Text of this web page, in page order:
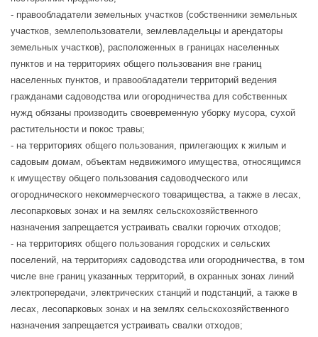
- правообладатели земельных участков (собственники земельных
участков, землепользователи, землевладельцы и арендаторы
земельных участков), расположенных в границах населенных
пунктов и на территориях общего пользования вне границ
населенных пунктов, и правообладатели территорий ведения
гражданами садоводства или огородничества для собственных
нужд обязаны производить своевременную уборку мусора, сухой
растительности и покос травы;
- на территориях общего пользования, прилегающих к жилым и
садовым домам, объектам недвижимого имущества, относящимся
к имуществу общего пользования садоводческого или
огороднического некоммерческого товарищества, а также в лесах,
лесопарковых зонах и на землях сельскохозяйственного
назначения запрещается устраивать свалки горючих отходов;
- на территориях общего пользования городских и сельских
поселений, на территориях садоводства или огородничества, в том
числе вне границ указанных территорий, в охранных зонах линий
электропередачи, электрических станций и подстанций, а также в
лесах, лесопарковых зонах и на землях сельскохозяйственного
назначения запрещается устраивать свалки отходов;